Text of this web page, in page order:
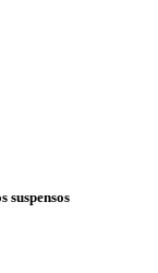
suspensos